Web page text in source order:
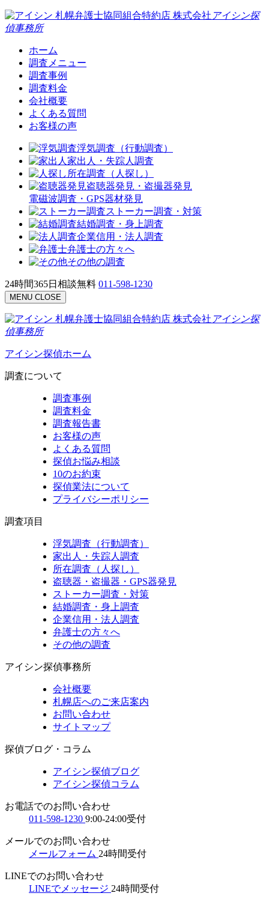
札幌弁護士協同組合特約店 株式会社 アイシン探
偵事務所
ホーム
調査メニュー
調査事例
調査料金
会社概要
よくある質問
お客様の声
浮気調査（行動調査）
家出人・失踪人調査
所在調査（人探し）
盗聴器発見・盗撮器発見
電磁波調査・GPS器材発見
ストーカー調査・対策
結婚調査・身上調査
企業信用・法人調査
弁護士の方々へ
その他の調査
24時間365日相談無料 011-598-1230
MENU CLOSE
札幌弁護士協同組合特約店 株式会社 アイシン探
偵事務所
アイシン探偵ホーム
調査について
調査事例
調査料金
調査報告書
お客様の声
よくある質問
探偵お悩み相談
10のお約束
探偵業法について
プライバシーポリシー
調査項目
浮気調査（行動調査）
家出人・失踪人調査
所在調査（人探し）
盗聴器・盗撮器・GPS器発見
ストーカー調査・対策
結婚調査・身上調査
企業信用・法人調査
弁護士の方々へ
その他の調査
アイシン探偵事務所
会社概要
札幌店へのご来店案内
お問い合わせ
サイトマップ
探偵ブログ・コラム
アイシン探偵ブログ
アイシン探偵コラム
お電話でのお問い合わせ
011-598-1230 9:00-24:00受付
メールでのお問い合わせ
メールフォーム 24時間受付
LINEでのお問い合わせ
LINEでメッセージ 24時間受付